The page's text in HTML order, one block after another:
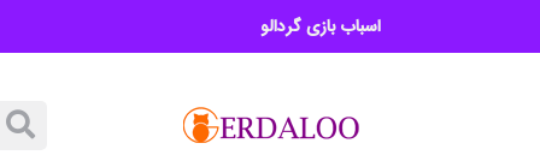
اسباب بازی گردالو